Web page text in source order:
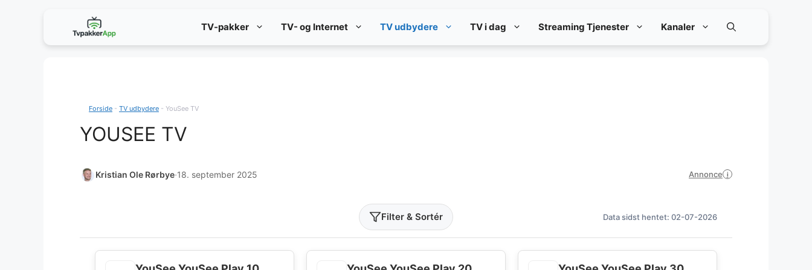
TV-pakker TV- og Internet TV udbydere TV i dag Streaming Tjenester Kanaler
Forside - TV udbydere - YouSee TV
YOUSEE TV
Kristian Ole Rørbye·18. september 2025 Annonce i
Filter & Sortér Data sidst hentet: 02-07-2026